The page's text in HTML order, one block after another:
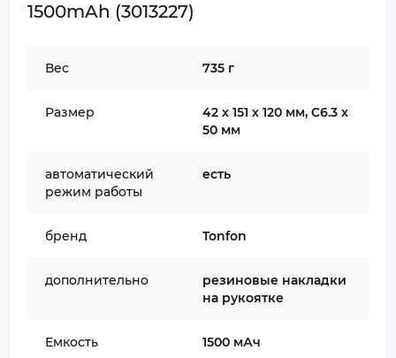
1500mAh (3013227)
Вес 735 г
Размер
42 х 151 х 120 мм, C6.3 x
50 мм
автоматический
режим работы
есть
бренд Tonfon
дополнительно
резиновые накладки
на рукоятке
Емкость 1500 мАч